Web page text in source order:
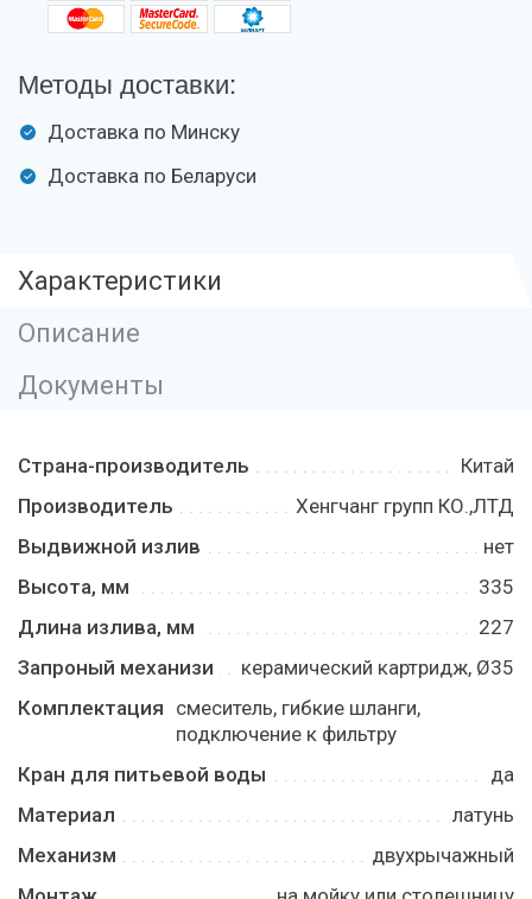
Методы доставки:
Доставка по Минску
Доставка по Беларуси
Характеристики
Описание
Документы
Страна-производитель
Китай
Производитель
Хенгчанг групп КО.,ЛТД
Выдвижной излив
нет
Высота, мм
335
Длина излива, мм
227
Запроный механизи
керамический картридж, Ø35
Комплектация смеситель, гибкие шланги,
подключение к фильтру
Кран для питьевой воды
да
Материал
латунь
Механизм
двухрычажный